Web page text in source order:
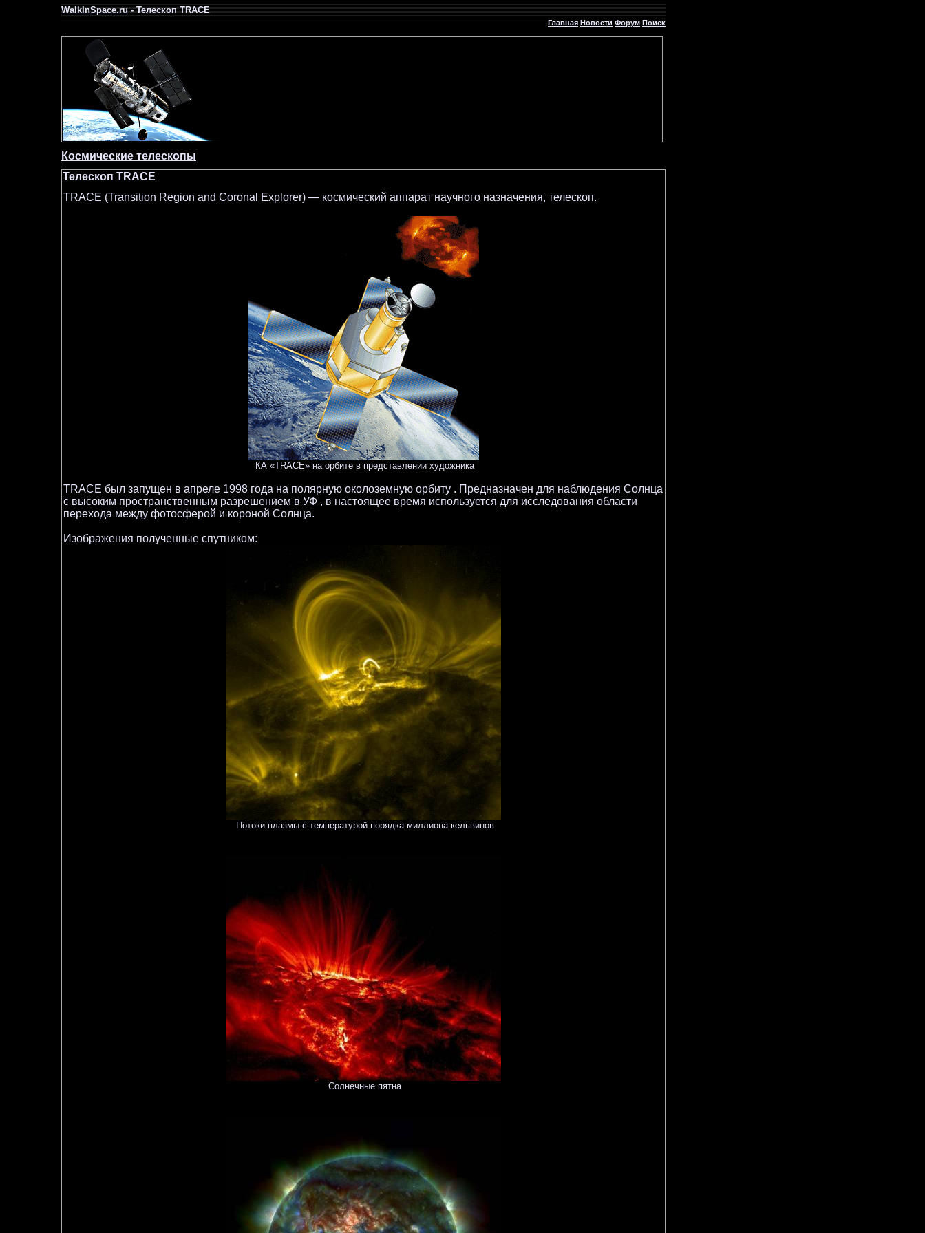
WalkInSpace.ru- Телескоп TRACE
Главная Новости Форум Поиск
Космические телескопы
Телескоп TRACE
TRACE (Transition Region and Coronal Explorer) — космический аппарат научного назначения, телескоп.
КА «TRACE» на орбите в представлении художника
TRACE был запущен в апреле 1998 года на полярную околоземную орбиту . Предназначен для наблюдения Солнца
с высоким пространственным разрешением в УФ , в настоящее время используется для исследования области
перехода между фотосферой и короной Солнца.
Изображения полученные спутником:
Потоки плазмы с температурой порядка миллиона кельвинов
Солнечные пятна